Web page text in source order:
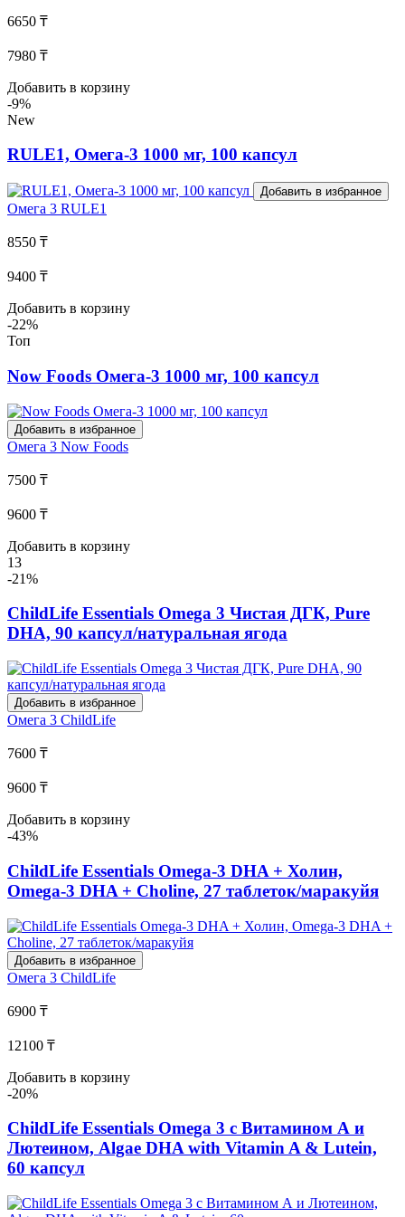
6650 ₸
7980 ₸
Добавить в корзину
-9%
New
RULE1, Омега-3 1000 мг, 100 капсул
Добавить в избранное
Омега 3 RULE1
8550 ₸
9400 ₸
Добавить в корзину
-22%
Топ
Now Foods Омега-3 1000 мг, 100 капсул
Добавить в избранное
Омега 3 Now Foods
7500 ₸
9600 ₸
Добавить в корзину
13
-21%
ChildLife Essentials Omega 3 Чистая ДГК, Pure
DHA, 90 капсул/натуральная ягода
Добавить в избранное
Омега 3 ChildLife
7600 ₸
9600 ₸
Добавить в корзину
-43%
ChildLife Essentials Omega-3 DHA + Холин,
Omega-3 DHA + Choline, 27 таблеток/маракуйя
Добавить в избранное
Омега 3 ChildLife
6900 ₸
12100 ₸
Добавить в корзину
-20%
ChildLife Essentials Omega 3 с Витамином А и
Лютеином, Algae DHA with Vitamin A & Lutein,
60 капсул